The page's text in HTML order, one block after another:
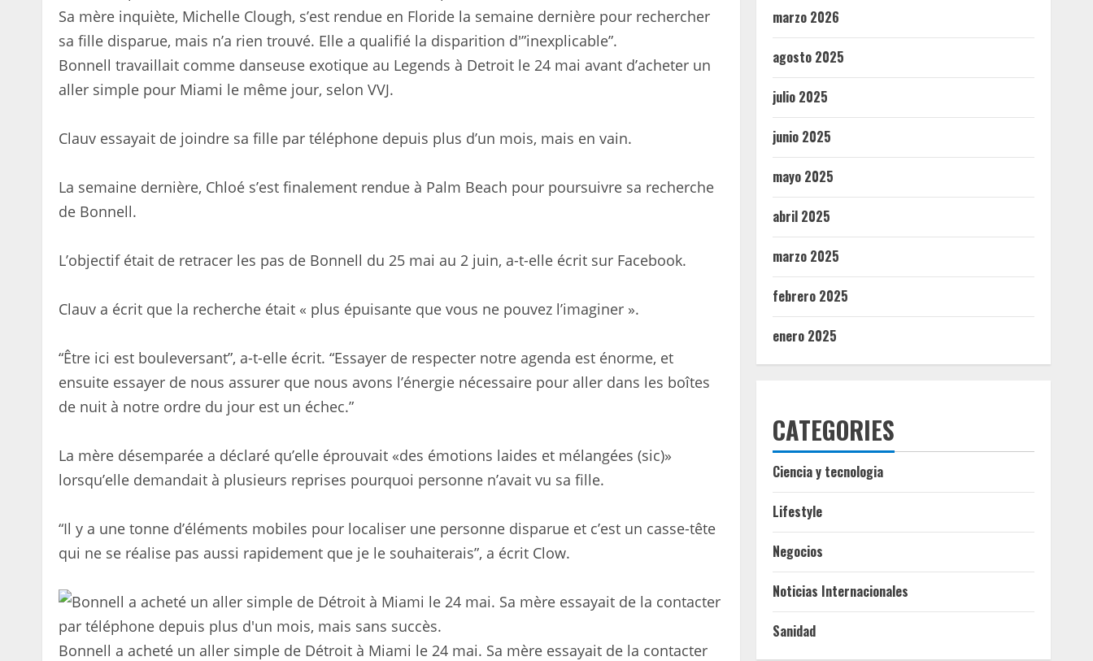
Sa mère inquiète, Michelle Clough, s’est rendue en Floride la semaine dernière pour rechercher
sa fille disparue, mais n’a rien trouvé. Elle a qualifié la disparition d'”inexplicable”.
Bonnell travaillait comme danseuse exotique au Legends à Detroit le 24 mai avant d’acheter un
aller simple pour Miami le même jour, selon VVJ.
Clauv essayait de joindre sa fille par téléphone depuis plus d’un mois, mais en vain.
La semaine dernière, Chloé s’est finalement rendue à Palm Beach pour poursuivre sa recherche
de Bonnell.
L’objectif était de retracer les pas de Bonnell du 25 mai au 2 juin, a-t-elle écrit sur Facebook.
Clauv a écrit que la recherche était « plus épuisante que vous ne pouvez l’imaginer ».
“Être ici est bouleversant”, a-t-elle écrit. “Essayer de respecter notre agenda est énorme, et
ensuite essayer de nous assurer que nous avons l’énergie nécessaire pour aller dans les boîtes
de nuit à notre ordre du jour est un échec.”
La mère désemparée a déclaré qu’elle éprouvait «des émotions laides et mélangées (sic)»
lorsqu’elle demandait à plusieurs reprises pourquoi personne n’avait vu sa fille.
“Il y a une tonne d’éléments mobiles pour localiser une personne disparue et c’est un casse-tête
qui ne se réalise pas aussi rapidement que je le souhaiterais”, a écrit Clow.
Bonnell a acheté un aller simple de Détroit à Miami le 24 mai. Sa mère essayait de la contacter
marzo 2026
agosto 2025
julio 2025
junio 2025
mayo 2025
abril 2025
marzo 2025
febrero 2025
enero 2025
CATEGORIES
Ciencia y tecnologia
Lifestyle
Negocios
Noticias Internacionales
Sanidad